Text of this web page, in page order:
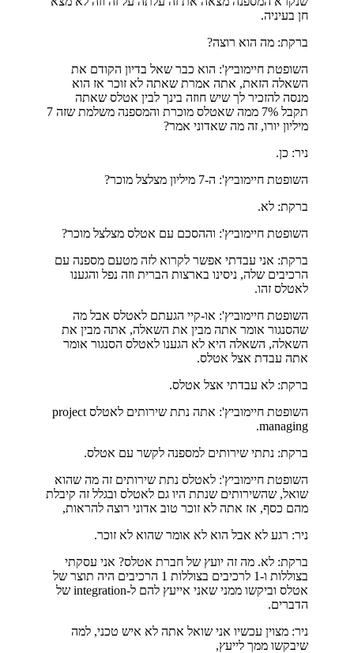
חן בעיניה.
ברקת: מה הוא רוצה?
השופטת חיימוביץ': הוא כבר שאל בדיון הקודם את
השאלה הזאת, אתה אמרת שאתה לא זוכר אז הוא
מנסה להזכיר לך שיש חוזה בינך לבין אטלס שאתה
תקבל 7% ממה שאטלס מוכרת והמספנה משלמת שזה 7
מיליון יורו, זה מה שאדוני אמר?
ניר: כן.
השופטת חיימוביץ': ה-7 מיליון מצלצל מוכר?
ברקת: לא.
השופטת חיימוביץ': וההסכם עם אטלס מצלצל מוכר?
ברקת: אני עבדתי אפשר לקרוא לזה מטעם מספנה עם
הרכיבים שלה, ניסינו בארצות הברית וזה נפל והגענו
לאטלס זהו.
השופטת חיימוביץ': או-קיי הגעתם לאטלס אבל מה
שהסנגור אומר אתה מבין את השאלה, אתה מבין את
השאלה, השאלה היא לא הגענו לאטלס הסנגור אומר
אתה עבדת אצל אטלס.
ברקת: לא עבדתי אצל אטלס.
השופטת חיימוביץ': אתה נתת שירותים לאטלס project
managing.
ברקת: נתתי שירותים למספנה לקשר עם אטלס.
השופטת חיימוביץ': לאטלס נתת שירותים זה מה שהוא
שואל, שהשירותים שנתת היו גם לאטלס ובגלל זה קיבלת
מהם כסף, אז אתה לא זוכר טוב אדוני רוצה להראות,
ניר: רגע לא אבל הוא לא אומר שהוא לא זוכר.
ברקת: לא. מה זה יועץ של חברת אטלס? אני עסקתי
בצוללות ו-1 לרכיבים בצוללות 1 הרכיבים היה תוצר של
אטלס וביקשו ממני שאני אייעץ להם ל-integration של
הדברים.
ניר: מצוין עכשיו אני שואל אתה לא איש טכני, למה
שיבקשו ממך לייעץ,